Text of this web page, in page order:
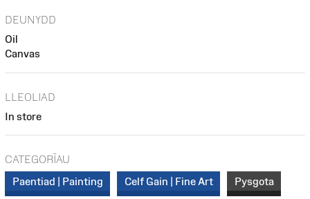
DEUNYDD
Oil
Canvas
LLEOLIAD
In store
CATEGORÏAU
Paentiad | Painting
Celf Gain | Fine Art Pysgota